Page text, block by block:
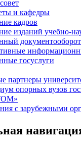
и кафедры
кадров
изданий учебно-
документооборот
госуслуги
партнеры
опорных вузов
с зарубежными